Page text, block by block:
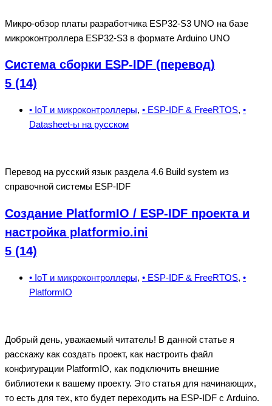
Микро-обзор платы разработчика ESP32-S3 UNO на базе
микроконтроллера ESP32-S3 в формате Arduino UNO
Система сборки ESP-IDF (перевод)
5 (14)
• IoT и микроконтроллеры, • ESP-IDF & FreeRTOS, •
Datasheet-ы на русском
Перевод на русский язык раздела 4.6 Build system из
справочной системы ESP-IDF
Создание PlatformIO / ESP-IDF проекта и
настройка platformio.ini
5 (14)
• IoT и микроконтроллеры, • ESP-IDF & FreeRTOS, •
PlatformIO
Добрый день, уважаемый читатель! В данной статье я
расскажу как создать проект, как настроить файл
конфигурации PlatformIO, как подключить внешние
библиотеки к вашему проекту. Это статья для начинающих,
то есть для тех, кто будет переходить на ESP-IDF с Arduino.